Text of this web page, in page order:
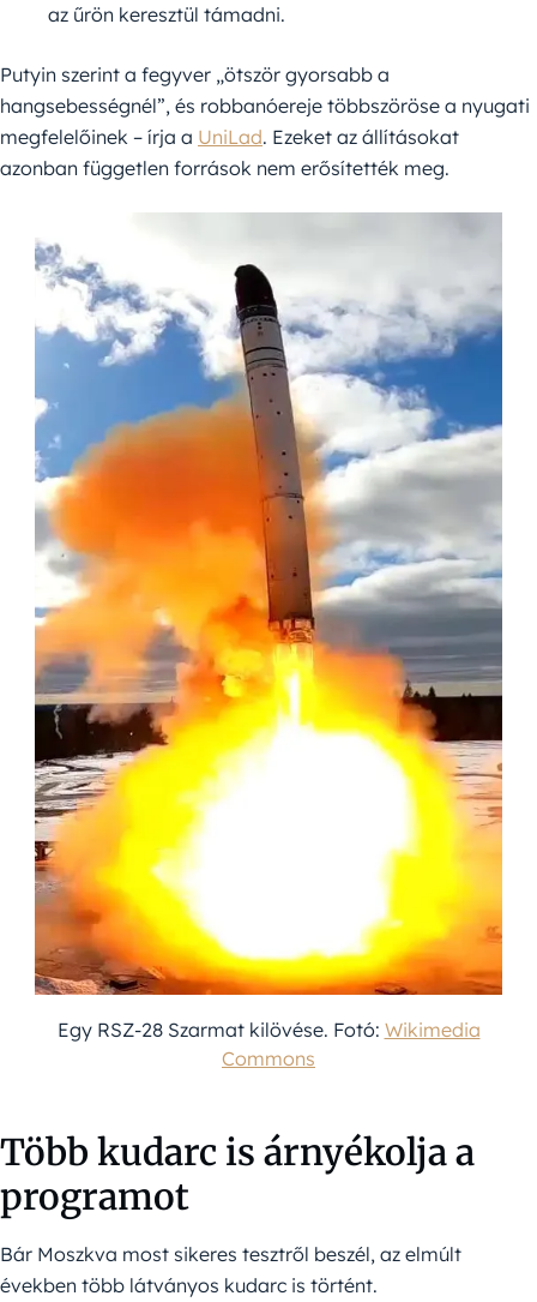
az űrön keresztül támadni.
Putyin szerint a fegyver „ötször gyorsabb a
hangsebességnél”, és robbanóereje többszöröse a nyugati
megfelelőinek – írja a UniLad. Ezeket az állításokat
azonban független források nem erősítették meg.
Egy RSZ-28 Szarmat kilövése. Fotó: Wikimedia
Commons
Több kudarc is árnyékolja a
programot
Bár Moszkva most sikeres tesztről beszél, az elmúlt
években több látványos kudarc is történt.